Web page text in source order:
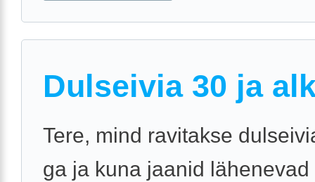
Dulseivia 30 ja
Tere, mind ravitakse
ga ja kuna jaanid